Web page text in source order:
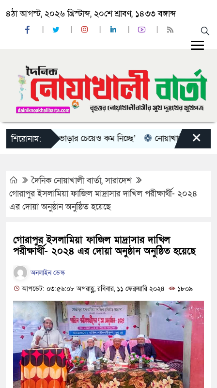
৪ঠা আগস্ট, ২০২৬ খ্রিস্টাব্দ, ২০শে শ্রাবণ, ১৪৩৩ বঙ্গাব্দ
শিরোনাম:
নির্ধারিত ভাড়ার চেয়েও কম নিচ্ছে’ নোয়াখালী কলেজে×
দৈনিক নোয়াখালী বার্তা,সারাদেশ
গোরাপুর ইসলামিয়া ফাজিল মাদ্রাসার দাখিল পরীক্ষার্থী- ২০২৪
এর দোয়া অনুষ্ঠান অনুষ্ঠিত হয়েছে
গোরাপুর ইসলামিয়া ফাজিল মাদ্রাসার দাখিল
পরীক্ষার্থী- ২০২৪ এর দোয়া অনুষ্ঠান অনুষ্ঠিত হয়েছে
অনলাইন ডেস্ক
আপডেট: ০৩:৫৬:০৮ অপরাহ্ণ, রবিবার, ১১ ফেব্রুয়ারি ২০২৪
১৮০৯